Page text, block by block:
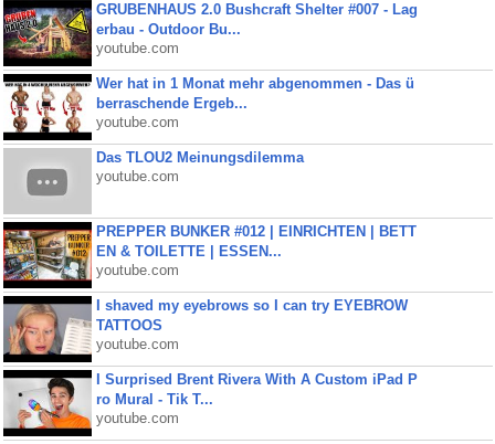
GRUBENHAUS 2.0 Bushcraft Shelter #007 - Lag
erbau - Outdoor Bu...
youtube.com
Wer hat in 1 Monat mehr abgenommen - Das ü
berraschende Ergeb...
youtube.com
Das TLOU2 Meinungsdilemma
youtube.com
PREPPER BUNKER #012 | EINRICHTEN | BETT
EN & TOILETTE | ESSEN...
youtube.com
I shaved my eyebrows so I can try EYEBROW
TATTOOS
youtube.com
I Surprised Brent Rivera With A Custom iPad P
ro Mural - Tik T...
youtube.com